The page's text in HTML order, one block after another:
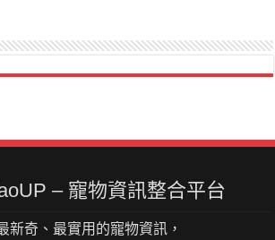
– 寵物資訊整合平台
新奇、最實用的寵物資訊，